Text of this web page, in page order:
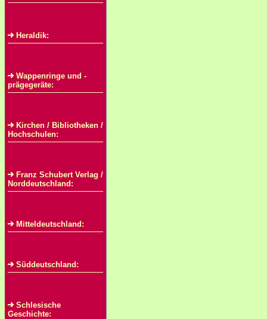
Heraldik:
Wappenringe und -
prägegeräte:
Kirchen / Bibliotheken /
Hochschulen:
Franz Schubert Verlag /
Norddeutschland:
Mitteldeutschland:
Süddeutschland:
Schlesische
Geschichte: